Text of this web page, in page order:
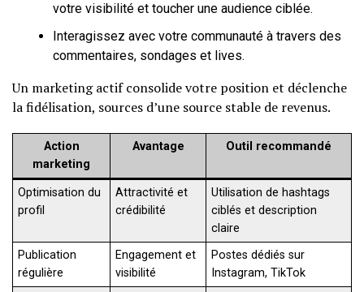
votre visibilité et toucher une audience ciblée.
Interagissez avec votre communauté à travers des
commentaires, sondages et lives.
Un marketing actif consolide votre position et déclenche
la fidélisation, sources d’une source stable de revenus.
Action
marketing
Avantage Outil recommandé
Optimisation du
profil
Attractivité et
crédibilité
Utilisation de hashtags
ciblés et description
claire
Publication
régulière
Engagement et
visibilité
Postes dédiés sur
Instagram, TikTok